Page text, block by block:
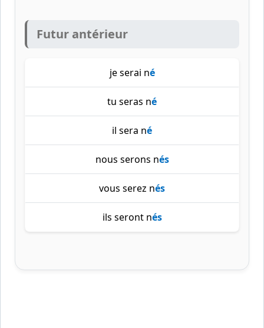
Futur antérieur
je serai né
tu seras né
il sera né
nous serons nés
vous serez nés
ils seront nés